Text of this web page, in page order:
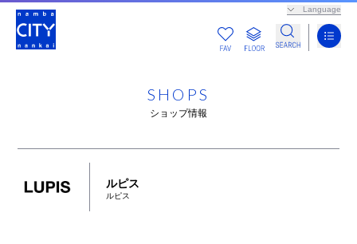
Language
SHOPS
ショップ情報
ルピス
ルピス